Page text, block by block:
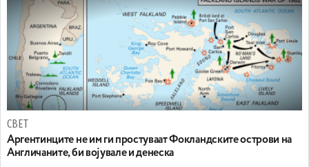
СВЕТ
Аргентинците не им ги простуваат Фокландските острови на
Англичаните, би војувале и денеска